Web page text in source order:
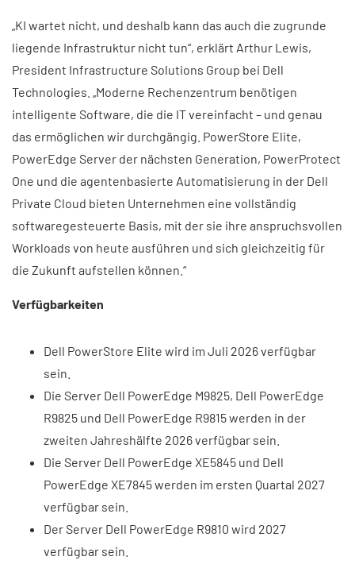
„KI wartet nicht, und deshalb kann das auch die zugrunde
liegende Infrastruktur nicht tun“, erklärt Arthur Lewis,
President Infrastructure Solutions Group bei Dell
Technologies. „Moderne Rechenzentrum benötigen
intelligente Software, die die IT vereinfacht – und genau
das ermöglichen wir durchgängig. PowerStore Elite,
PowerEdge Server der nächsten Generation, PowerProtect
One und die agentenbasierte Automatisierung in der Dell
Private Cloud bieten Unternehmen eine vollständig
softwaregesteuerte Basis, mit der sie ihre anspruchsvollen
Workloads von heute ausführen und sich gleichzeitig für
die Zukunft aufstellen können.“
Verfügbarkeiten
Dell PowerStore Elite wird im Juli 2026 verfügbar
sein.
Die Server Dell PowerEdge M9825, Dell PowerEdge
R9825 und Dell PowerEdge R9815 werden in der
zweiten Jahreshälfte 2026 verfügbar sein.
Die Server Dell PowerEdge XE5845 und Dell
PowerEdge XE7845 werden im ersten Quartal 2027
verfügbar sein.
Der Server Dell PowerEdge R9810 wird 2027
verfügbar sein.